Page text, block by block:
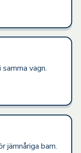
vagn.
jämnåriga barn.